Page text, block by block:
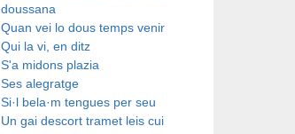
doussana
Quan vei lo dous temps venir
Qui la vi, en ditz
S'a midons plazia
Ses alegratge
Si·l bela·m tengues per seu
Un gai descort tramet leis cui